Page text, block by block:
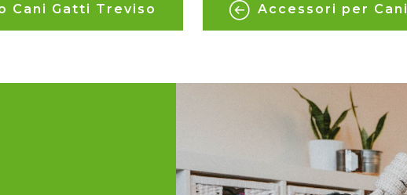
Cani Gatti Treviso Accessori per Cani